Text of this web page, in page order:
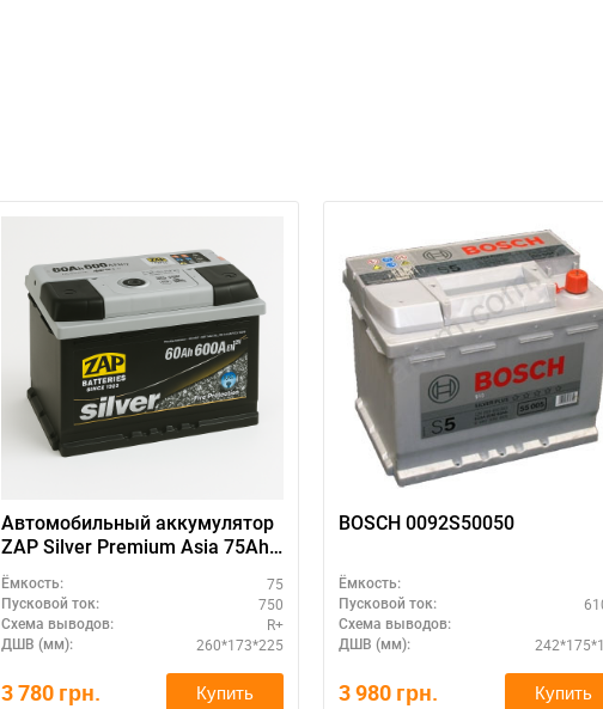
Автомобильный аккумулятор
ZAP Silver Premium Asia 75Ah
R+ – премиум-класс
Ёмкость: 75
Пусковой ток: 750
Схема выводов: R+
ДШВ (мм): 260*173*225
3 780 грн. Купить
BOSCH 0092S50050
Ёмкость:
Пусковой ток:
Схема выводов:
ДШВ (мм):
3 980 грн. Купить
При отсутствии связи - пишите, звоните в Viber / Telegram (093) 600-51-11
Написать в Telegram